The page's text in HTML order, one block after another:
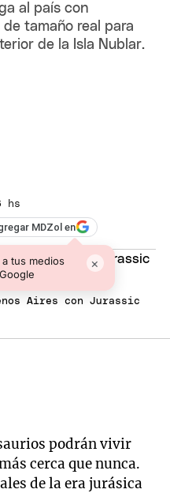
al país con
tamaño real para
de la Isla Nublar.
hs
MDZol en
tus medios
×
Aires con Jurassic
podrán vivir
cerca que nunca.
de la era jurásica